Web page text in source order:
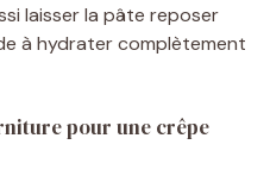
laisser la pâte reposer
à hydrater complètement
pour une crêpe